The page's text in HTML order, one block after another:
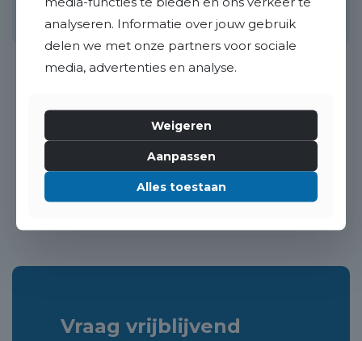
1 2
Vraag vrijblijvend
analyseren. Informatie over jouw gebruik
delen we met onze partners voor sociale
media, advertenties en analyse.
Weigeren
Aanpassen
Alles toestaan